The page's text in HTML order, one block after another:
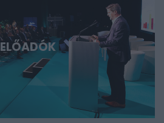
ELŐADÓK